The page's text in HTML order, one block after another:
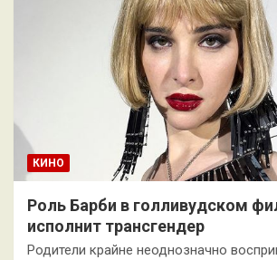
КИНО
Роль Барби в голливудском
исполнит трансгендер
Родители крайне неоднозначно